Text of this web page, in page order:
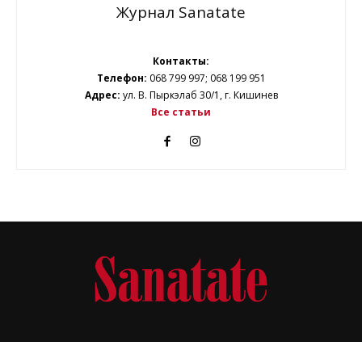
Журнал Sanatate
Контакты:
Телефон: 068 799 997; 068 199 951
Адрес: ул. В. Пыркэлаб 30/1, г. Кишинев
Все статьи